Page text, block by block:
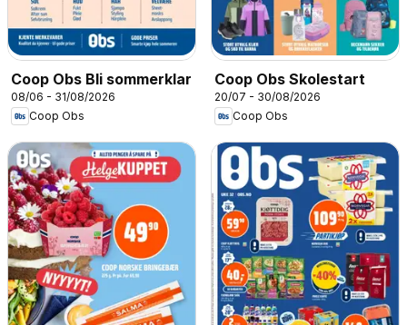
Coop Obs Bli sommerklar
08/06 - 31/08/2026
Coop Obs
Coop Obs Skolestart
20/07 - 30/08/2026
Coop Obs